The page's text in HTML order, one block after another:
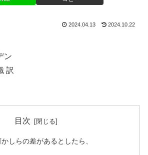
2024.04.13 2024.10.22
ン
訳
目次
しらの差があるとしたら、